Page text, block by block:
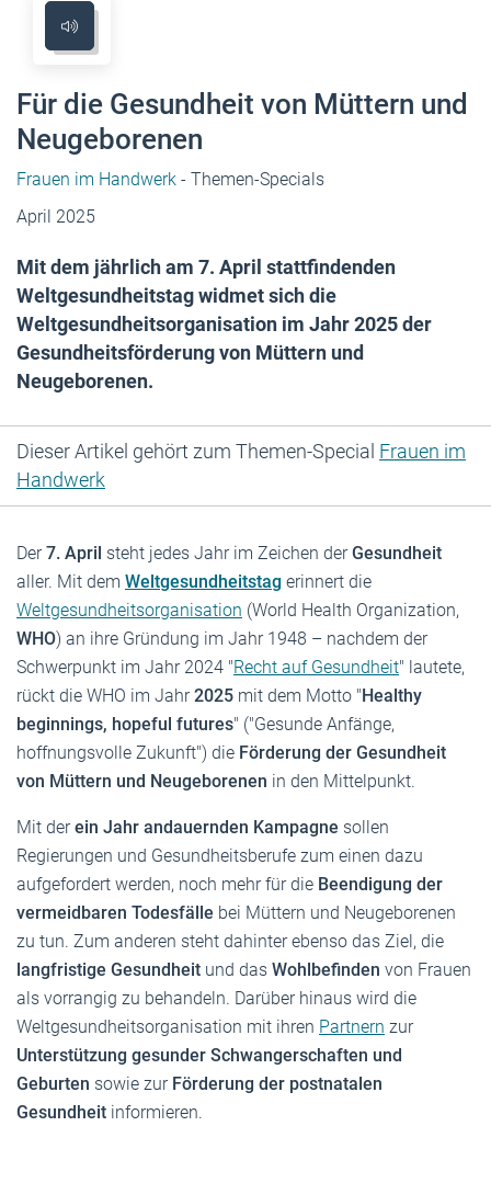
Für die Gesundheit von Müttern und
Neugeborenen
Frauen im Handwerk - Themen-Specials
April 2025
Mit dem jährlich am 7. April stattfindenden
Weltgesundheitstag widmet sich die
Weltgesundheitsorganisation im Jahr 2025 der
Gesundheitsförderung von Müttern und
Neugeborenen.
Dieser Artikel gehört zum Themen-Special Frauen im
Handwerk
Der7. April steht jedes Jahr im Zeichen derGesundheit
aller. Mit dem Weltgesundheitstag erinnert die
Weltgesundheitsorganisation (World Health Organization,
WHO) an ihre Gründung im Jahr 1948 – nachdem der
Schwerpunkt im Jahr 2024 "Recht auf Gesundheit" lautete,
rückt die WHO im Jahr2025 mit dem Motto "Healthy
beginnings, hopeful futures" ("Gesunde Anfänge,
hoffnungsvolle Zukunft") die Förderung der Gesundheit
von Müttern und Neugeborenen in den Mittelpunkt.
Mit derein Jahr andauernden Kampagne sollen
Regierungen und Gesundheitsberufe zum einen dazu
aufgefordert werden, noch mehr für die Beendigung der
vermeidbaren Todesfälle bei Müttern und Neugeborenen
zu tun. Zum anderen steht dahinter ebenso das Ziel, die
langfristige Gesundheit und das Wohlbefinden von Frauen
als vorrangig zu behandeln. Darüber hinaus wird die
Weltgesundheitsorganisation mit ihren Partnern zur
Unterstützung gesunder Schwangerschaften und
Geburten sowie zurFörderung der postnatalen
Gesundheit informieren.